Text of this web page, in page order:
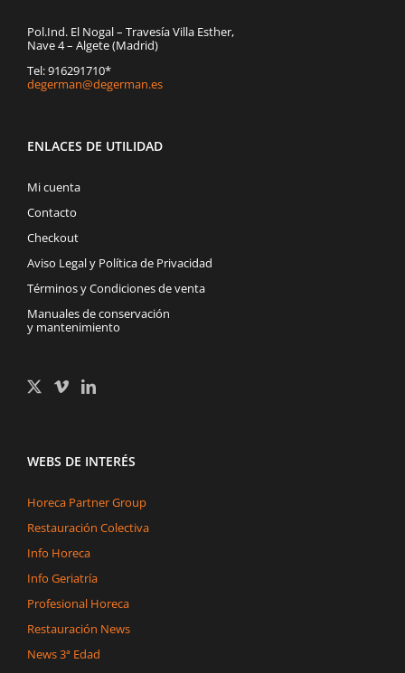
Pol.Ind. El Nogal – Travesía Villa Esther,
Nave 4 – Algete (Madrid)
Tel: 916291710*
degerman@degerman.es
ENLACES DE UTILIDAD
Mi cuenta
Contacto
Checkout
Aviso Legal y Política de Privacidad
Términos y Condiciones de venta
Manuales de conservación
y mantenimiento
WEBS DE INTERÉS
Horeca Partner Group
Restauración Colectiva
Info Horeca
Info Geriatría
Profesional Horeca
Restauración News
News 3ª Edad